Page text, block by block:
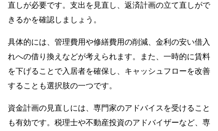
直しが必要です。支出を見直し、返済計画の立て直しがで
きるかを確認しましょう。
具体的には、管理費用や修繕費用の削減、金利の安い借入
れへの借り換えなどが考えられます。また、一時的に賃料
を下げることで入居者を確保し、キャッシュフローを改善
することも選択肢の一つです。
資金計画の見直しには、専門家のアドバイスを受けること
も有効です。税理士や不動産投資のアドバイザーなど、専